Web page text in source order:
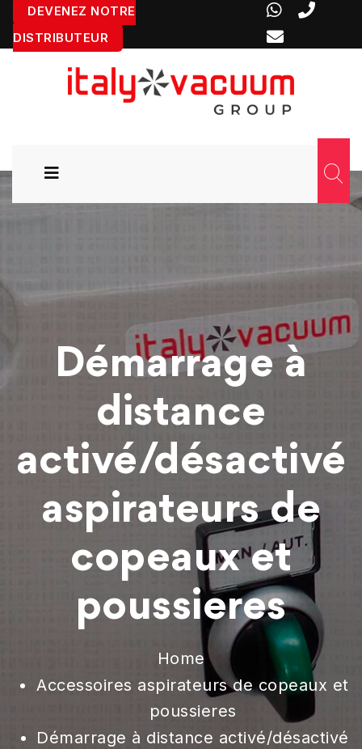
DEVENEZ NOTRE
DISTRIBUTEUR
Démarrage à
distance
activé/désactivé
aspirateurs de
copeaux et
poussieres
Home
Accessoires aspirateurs de copeaux et
poussieres
Démarrage à distance activé/désactivé